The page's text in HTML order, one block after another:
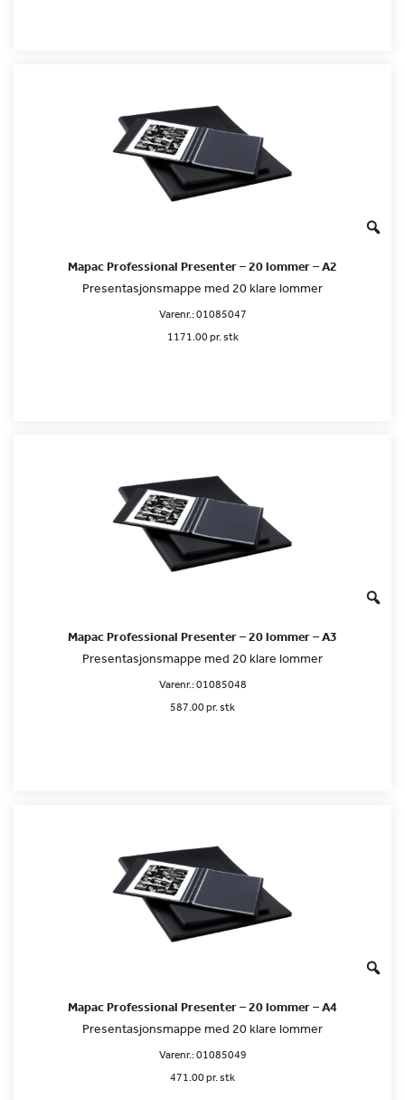
Mapac Professional Presenter – 20 lommer – A2
Presentasjonsmappe med 20 klare lommer
Varenr.:01085047
1171.00 pr. stk
Mapac Professional Presenter – 20 lommer – A3
Presentasjonsmappe med 20 klare lommer
Varenr.:01085048
587.00 pr. stk
Mapac Professional Presenter – 20 lommer – A4
Presentasjonsmappe med 20 klare lommer
Varenr.:01085049
471.00 pr. stk